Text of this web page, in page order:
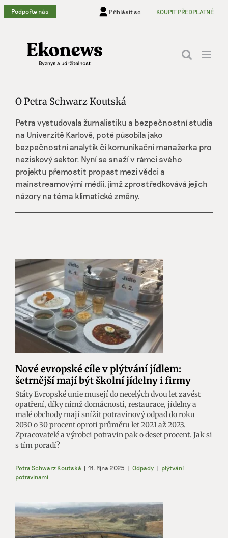
Přeskočit
na
Podpořte nás Přihlásit se KOUPIT PŘEDPLATNÉ
OPetra Schwarz Koutská
Petra vystudovala žurnalistiku a bezpečnostní studia
na Univerzitě Karlově, poté působila jako
bezpečnostní analytik či komunikační manažerka pro
neziskový sektor. Nyní se snaží v rámci svého
projektu přemostit propast mezi vědci a
mainstreamovými médii, jimž zprostředkovává jejich
názory na téma klimatické změny.
Nové evropské cíle v plýtvání jídlem:
šetrnější mají být školní jídelny i firmy
Státy Evropské unie musejí do necelých dvou let zavést
opatření, díky nimž domácnosti, restaurace, jídelny a
malé obchody mají snížit potravinový odpad do roku
2030 o 30 procent oproti průměru let 2021 až 2023.
Zpracovatelé a výrobci potravin pak o deset procent. Jak si
s tím poradí?
Petra Schwarz Koutská | 11. října 2025 | Odpady | plýtvání
potravinami